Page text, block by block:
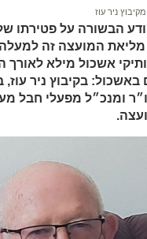
ניר עוז
הבשורה על פטירתו של
מליאת המועצה זה
היקר בן ה-80 מותיקי אשכול
בקיבוץ ניר
ומנכ״ל מפעלי חבל